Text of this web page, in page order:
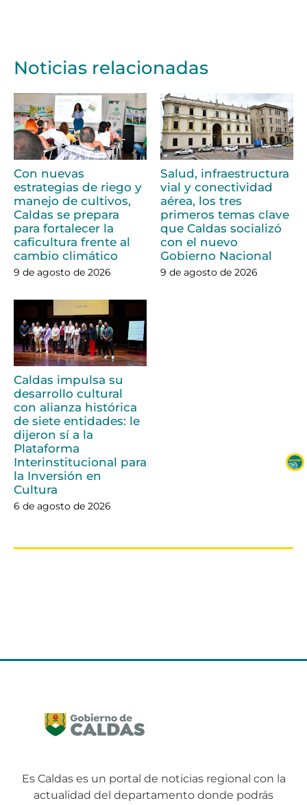
Noticias relacionadas
Con nuevas
estrategias de riego y
manejo de cultivos,
Caldas se prepara
para fortalecer la
caficultura frente al
cambio climático
9 de agosto de 2026
Salud, infraestructura
vial y conectividad
aérea, los tres
primeros temas clave
que Caldas socializó
con el nuevo
Gobierno Nacional
9 de agosto de 2026
Caldas impulsa su
desarrollo cultural
con alianza histórica
de siete entidades: le
dijeron sí a la
Plataforma
Interinstitucional para
la Inversión en
Cultura
6 de agosto de 2026
Es Caldas es un portal de noticias regional con la
actualidad del departamento donde podrás